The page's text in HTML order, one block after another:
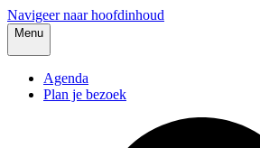
Navigeer naar hoofdinhoud
Menu
Agenda
Plan je bezoek